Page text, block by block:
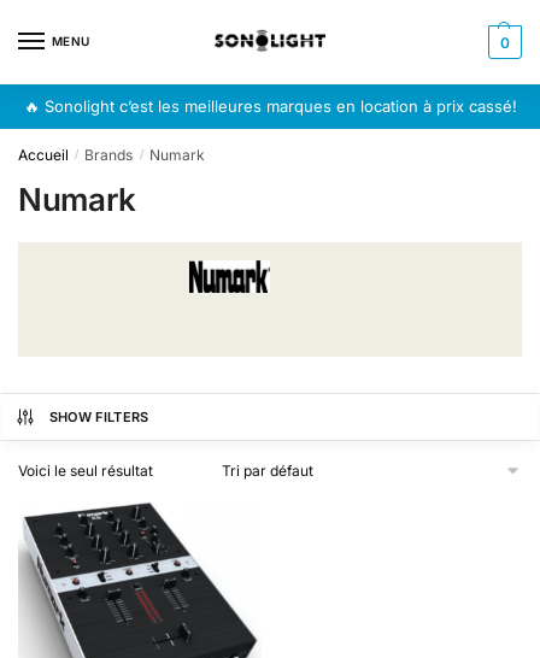
MENU 0
🔥 Sonolight c’est les meilleures marques en location à prix cassé!
Accueil / Brands / Numark
Numark
SHOW FILTERS
Voici le seul résultat